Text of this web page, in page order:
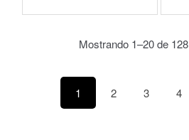
Mostrando 1–20 de
1 2 3 4